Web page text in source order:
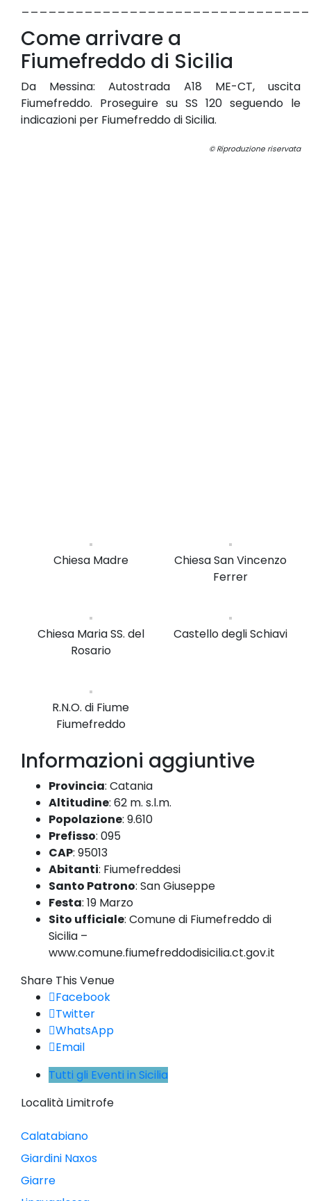
Come arrivare a
Fiumefreddo di Sicilia
Da Messina: Autostrada A18 ME-CT, uscita
Fiumefreddo. Proseguire su SS 120 seguendo le
indicazioni per Fiumefreddo di Sicilia.
© Riproduzione riservata
Chiesa Madre
Chiesa San Vincenzo
Ferrer
Chiesa Maria SS. del
Rosario
Castello degli Schiavi
R.N.O. di Fiume
Fiumefreddo
Informazioni aggiuntive
Provincia: Catania
Altitudine: 62 m. s.l.m.
Popolazione: 9.610
Prefisso: 095
CAP: 95013
Abitanti: Fiumefreddesi
Santo Patrono: San Giuseppe
Festa: 19 Marzo
Sito ufficiale: Comune di Fiumefreddo di
Sicilia –
www.comune.fiumefreddodisicilia.ct.gov.it
Share This Venue
Facebook
Twitter
WhatsApp
Email
Tutti gli Eventi in Sicilia
Località Limitrofe
Calatabiano
Giardini Naxos
Giarre